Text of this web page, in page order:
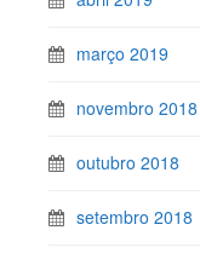
março 2019
novembro 2018
outubro 2018
setembro 2018